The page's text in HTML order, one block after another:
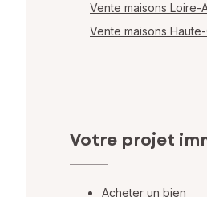
Vente maisons Loire-
Vente maisons
Votre projet
Acheter un bien